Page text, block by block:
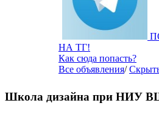
НА ТГ!
Как сюда попасть?
Все объявления/
Школа дизайна при НИУ